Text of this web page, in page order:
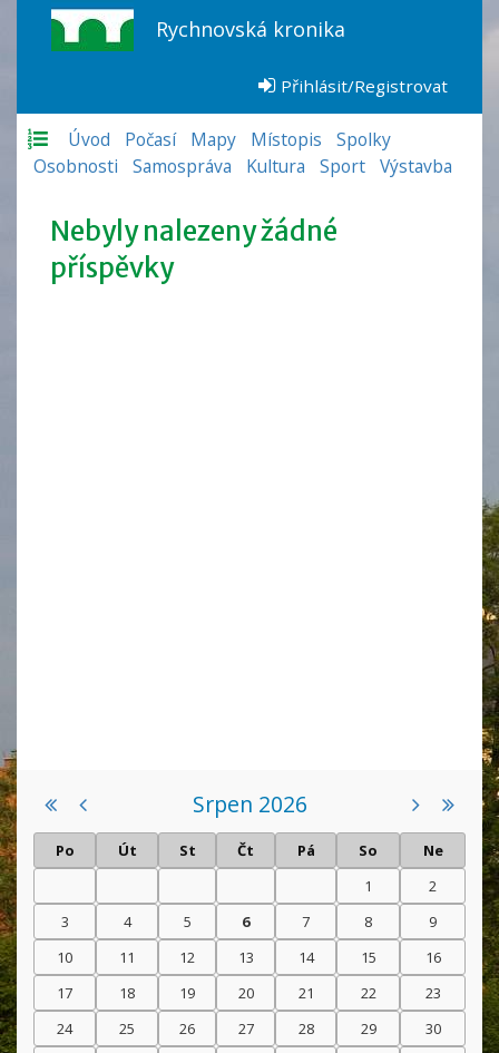
Rychnovská kronika
Přihlásit/Registrovat
Úvod Počasí Mapy Místopis
Spolky
Osobnosti
Samospráva Kultura Sport Výstavba
Nebyly nalezeny žádné
příspěvky
Srpen 2026
Po Út St Čt Pá So
Ne
1
2
3
4 5 6 7 8
9
10
11 12 13 14 15
16
17
18 19 20 21 22
23
24
25 26 27 28 29
30